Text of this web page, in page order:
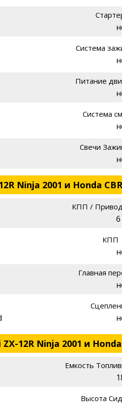
Система
Питание
Система
Свечи
Ninja 2001 и Honda CBR
КПП / Привод
КПП
Главная
12R Ninja 2001 и Honda
Емкость
Высота